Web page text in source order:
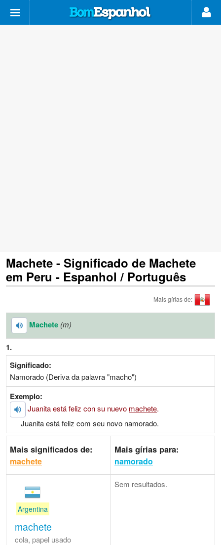
Machete - Significado de Machete
em Peru - Espanhol / Português
Mais gírias de:
Machete (m)
1.
Significado:
Namorado (Deriva da palavra "macho")
Exemplo:
Juanita está feliz con su nuevo machete.
Juanita está feliz com seu novo namorado.
Mais significados de:
machete
Mais gírias para:
namorado
Argentina
machete
cola, papel usado
Sem resultados.